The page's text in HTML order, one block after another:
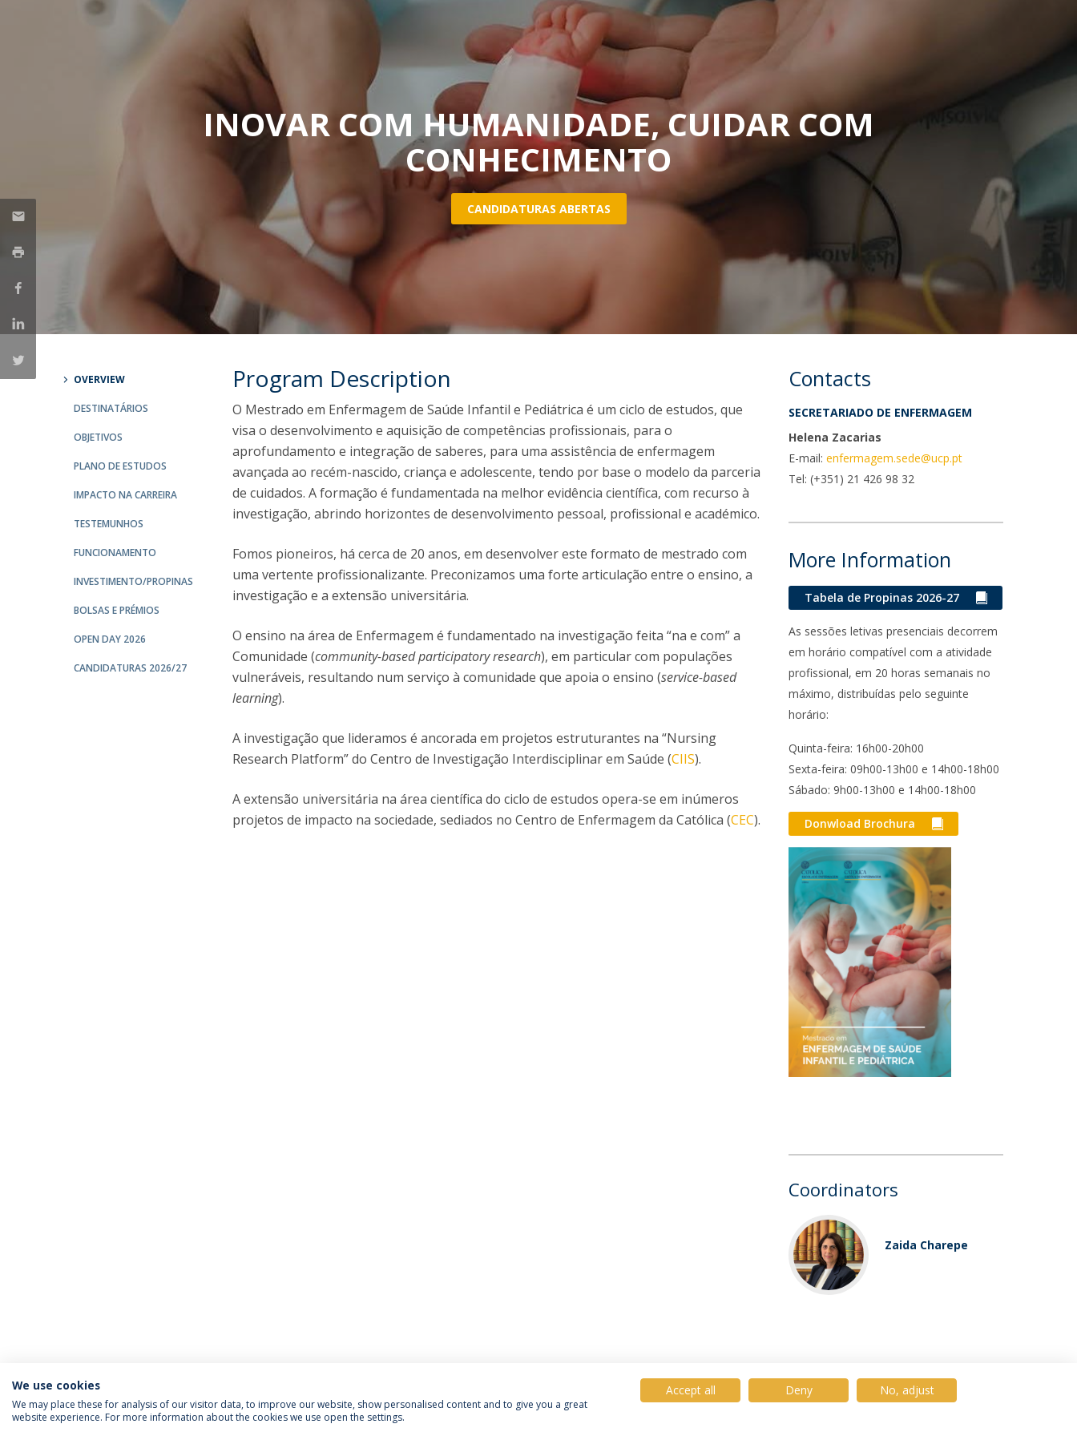
Projetos desenvolvidos
Contactos
INOVAR COM HUMANIDADE, CUIDAR COM
CONHECIMENTO
CANDIDATURAS ABERTAS
OVERVIEW
DESTINATÁRIOS
OBJETIVOS
PLANO DE ESTUDOS
IMPACTO NA CARREIRA
TESTEMUNHOS
FUNCIONAMENTO
INVESTIMENTO/PROPINAS
BOLSAS E PRÉMIOS
OPEN DAY 2026
CANDIDATURAS 2026/27
Program Description
O Mestrado em Enfermagem de Saúde Infantil e Pediátrica é um ciclo de estudos, que
visa o desenvolvimento e aquisição de competências profissionais, para o
aprofundamento e integração de saberes, para uma assistência de enfermagem
avançada ao recém-nascido, criança e adolescente, tendo por base o modelo da parceria
de cuidados. A formação é fundamentada na melhor evidência científica, com recurso à
investigação, abrindo horizontes de desenvolvimento pessoal, profissional e académico.
Fomos pioneiros, há cerca de 20 anos, em desenvolver este formato de mestrado com
uma vertente profissionalizante. Preconizamos uma forte articulação entre o ensino, a
investigação e a extensão universitária.
O ensino na área de Enfermagem é fundamentado na investigação feita “na e com” a
Comunidade (community-based participatory research), em particular com populações
vulneráveis, resultando num serviço à comunidade que apoia o ensino (service-based
learning).
A investigação que lideramos é ancorada em projetos estruturantes na “Nursing
Research Platform” do Centro de Investigação Interdisciplinar em Saúde (CIIS).
A extensão universitária na área científica do ciclo de estudos opera-se em inúmeros
projetos de impacto na sociedade, sediados no Centro de Enfermagem da Católica (CEC).
Contacts
SECRETARIADO DE ENFERMAGEM
Helena Zacarias
E-mail:enfermagem.sede@ucp.pt
Tel: (+351) 21 426 98 32
More Information
Tabela de Propinas 2026-27
As sessões letivas presenciais decorrem
em horário compatível com a atividade
profissional, em 20 horas semanais no
máximo, distribuídas pelo seguinte
horário:
Quinta-feira: 16h00-20h00
Sexta-feira: 09h00-13h00 e 14h00-18h00
Sábado: 9h00-13h00 e 14h00-18h00
Donwload Brochura
Coordinators
Zaida Charepe
We use cookies
We may place these for analysis of our visitor data, to improve our website, show personalised content and to give you a great
website experience. For more information about the cookies we use open the settings.
Accept all Deny No, adjust